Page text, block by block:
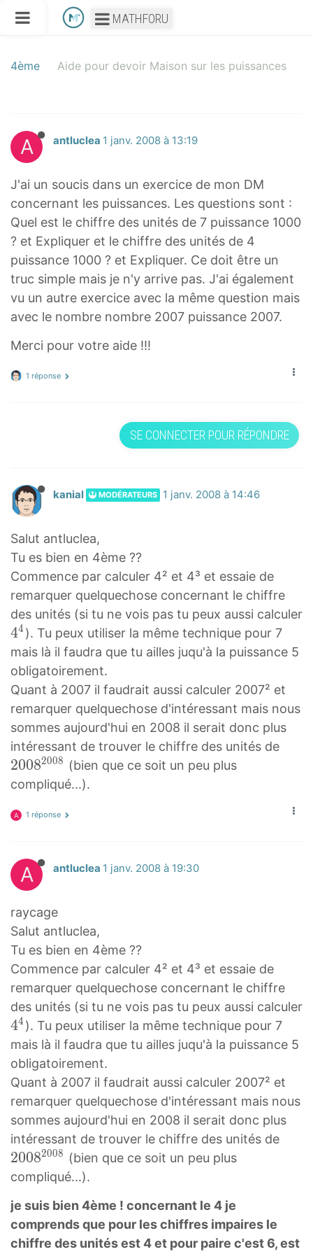
MATHFORU
4ème Aide pour devoir Maison sur les puissances
A antluclea 1 janv. 2008 à 13:19
J'ai un soucis dans un exercice de mon DM
concernant les puissances. Les questions sont :
Quel est le chiffre des unités de 7 puissance 1000
? et Expliquer et le chiffre des unités de 4
puissance 1000 ? et Expliquer. Ce doit être un
truc simple mais je n'y arrive pas. J'ai également
vu un autre exercice avec la même question mais
avec le nombre nombre 2007 puissance 2007.
Merci pour votre aide !!!
1 réponse
SE CONNECTER POUR RÉPONDRE
kanial MODÉRATEURS 1 janv. 2008 à 14:46
Salut antluclea,
Tu es bien en 4ème ??
Commence par calculer 4² et 4³ et essaie de
remarquer quelquechose concernant le chiffre
des unités (si tu ne vois pas tu peux aussi calculer
4
4
4
^
4
44 ). Tu peux utiliser la même technique pour 7
mais là il faudra que tu ailles juqu'à la puissance 5
obligatoirement.
Quant à 2007 il faudrait aussi calculer 2007² et
remarquer quelquechose d'intéressant mais nous
sommes aujourd'hui en 2008 il serait donc plus
intéressant de trouver le chiffre des unités de
{
2
0
8
}
20082008 (bien que ce soit un peu plus
compliqué...).
A 1 réponse
A antluclea 1 janv. 2008 à 19:30
raycage
Salut antluclea,
Tu es bien en 4ème ??
Commence par calculer 4² et 4³ et essaie de
remarquer quelquechose concernant le chiffre
des unités (si tu ne vois pas tu peux aussi calculer
4
4
4
^
4
44 ). Tu peux utiliser la même technique pour 7
mais là il faudra que tu ailles juqu'à la puissance 5
obligatoirement.
Quant à 2007 il faudrait aussi calculer 2007² et
remarquer quelquechose d'intéressant mais nous
sommes aujourd'hui en 2008 il serait donc plus
intéressant de trouver le chiffre des unités de
0
20082008 (bien que ce soit un peu plus
compliqué...).
je suis bien 4ème ! concernant le 4 je
comprends que pour les chiffres impaires le
chiffre des unités est 4 et pour paire c'est 6, est